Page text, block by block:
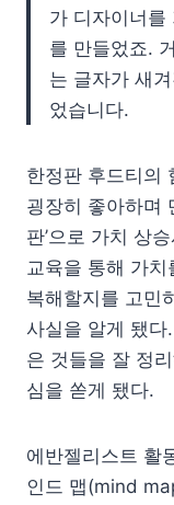
가 디자이너를
를 만들었죠.
는 글자가 새
었습니다.
한정판 후드티의
굉장히 좋아하며
판’으로 가치 상
교육을 통해 가
복해할지를 고민
사실을 알게 됐
은 것들을 잘 정
심을 쏟게 됐다.
에반젤리스트 활
인드 맵(mind